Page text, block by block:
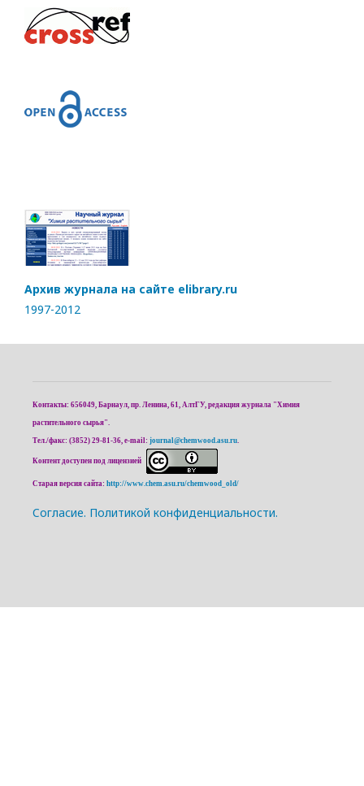
Архив журнала на сайте elibrary.ru
1997-2012
Контакты: 656049, Барнаул, пр. Ленина, 61, АлтГУ, редакция журнала "Химия
растительного сырья".
Тел./факс: (3852) 29-81-36, e-mail: journal@chemwood.asu.ru.
Контент доступен под лицензией
Старая версия сайта: http://www.chem.asu.ru/chemwood_old/
Cогласие. Политикой конфиденциальности.